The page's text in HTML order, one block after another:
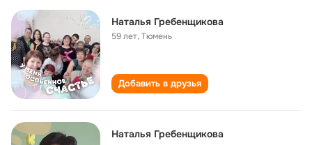
Наталья Гребенщикова
59 лет,Тюмень
Добавить в друзья
Наталья Гребенщикова